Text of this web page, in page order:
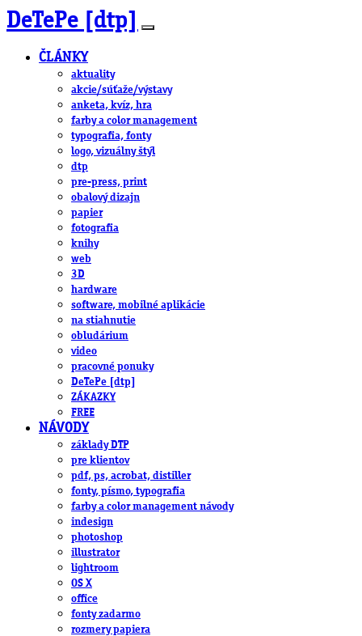
DeTePe [dtp]
ČLÁNKY
aktuality
akcie/súťaže/výstavy
anketa, kvíz, hra
farby a color management
typografia, fonty
logo, vizuálny štýl
dtp
pre-press, print
obalový dizajn
papier
fotografia
knihy
web
3D
hardware
software, mobilné aplikácie
na stiahnutie
obludárium
video
pracovné ponuky
DeTePe [dtp]
ZÁKAZKY
FREE
NÁVODY
základy DTP
pre klientov
pdf, ps, acrobat, distiller
fonty, písmo, typografia
farby a color management návody
indesign
photoshop
illustrator
lightroom
OS X
office
fonty zadarmo
rozmery papiera